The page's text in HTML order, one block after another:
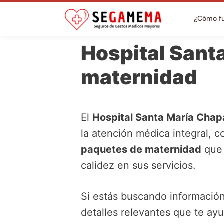
¿Cómo
Hospital
maternidad
El Hospital Santa María
la atención médica integral,
paquetes de maternidad
calidez en sus servicios.
Si estás buscando
detalles relevantes que te